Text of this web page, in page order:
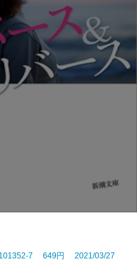
7 649円 2021/03/27